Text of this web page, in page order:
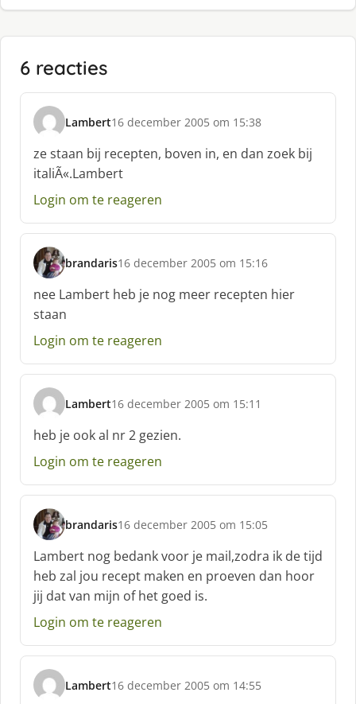
6 reacties
Lambert
s
h
r
e
f
16 december 2005 om 15:38
ze staan bij recepten, boven in, en dan zoek bij
italiÃ«.Lambert
Login om te reageren
brandaris
s
h
r
e
f
16 december 2005 om 15:16
nee Lambert heb je nog meer recepten hier
staan
Login om te reageren
Lambert
s
c
h
r
e
f
:
16 december 2005 om 15:11
heb je ook al nr 2 gezien.
Login om te reageren
brandaris
s
c
h
r
e
e
:
16 december 2005 om 15:05
Lambert nog bedank voor je mail,zodra ik de tijd
heb zal jou recept maken en proeven dan hoor
jij dat van mijn of het goed is.
Login om te reageren
Lambert
s
16 december 2005 om 14:55